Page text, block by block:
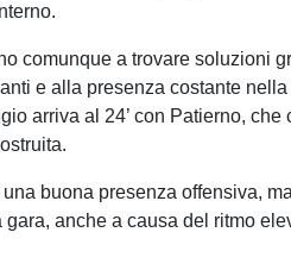
comunque a trovare soluzioni
e alla presenza costante nella
arriva al 24’ con Patierno, che
una buona presenza offensiva,
anche a causa del ritmo